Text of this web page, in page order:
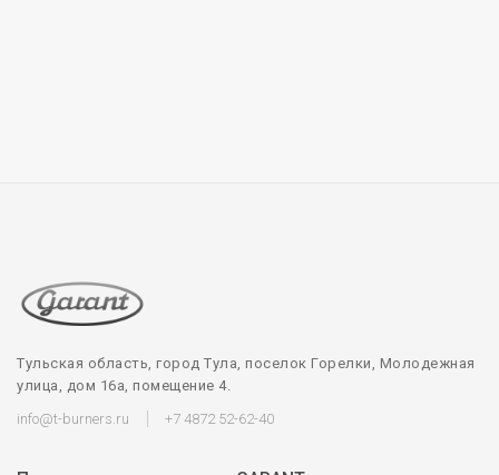
Тульская область, город Тула, поселок Горелки, Молодежная
улица, дом 16а, помещение 4.
info@t-burners.ru
+7 4872 52-62-40